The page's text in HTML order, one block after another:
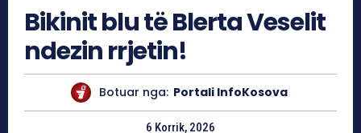
Bikinit blu të Blerta Veselit
ndezin rrjetin!
Botuar nga: Portali InfoKosova
6 Korrik, 2026